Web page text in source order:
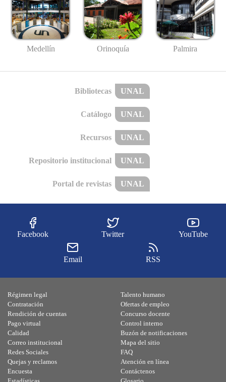
Medellín Orinoquía Palmira
Bibliotecas UNAL
Catálogo UNAL
Recursos UNAL
Repositorio institucional UNAL
Portal de revistas UNAL
Facebook Twitter YouTube
Email RSS
Régimen legal
Contratación
Rendición de cuentas
Pago virtual
Calidad
Talento humano
Ofertas de empleo
Concurso docente
Control interno
Buzón de notificaciones
Correo institucional
Redes Sociales
Quejas y reclamos
Encuesta
Mapa del sitio
FAQ
Atención en línea
Contáctenos